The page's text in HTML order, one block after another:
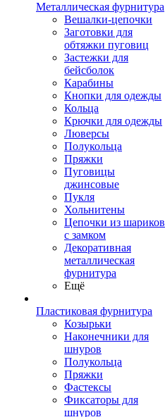
Металлическая фурнитура
Вешалки-цепочки
Заготовки для
обтяжки пуговиц
Застежки для
бейсболок
Карабины
Кнопки для одежды
Кольца
Крючки для одежды
Люверсы
Полукольца
Пряжки
Пуговицы
джинсовые
Пукля
Хольнитены
Цепочки из шариков
с замком
Декоративная
металлическая
фурнитура
Ещё
Пластиковая фурнитура
Козырьки
Наконечники для
шнуров
Полукольца
Пряжки
Фастексы
Фиксаторы для
шнуров